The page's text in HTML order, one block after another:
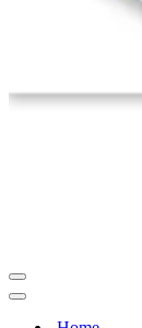
Menu
Navigasi
Menu
Navigasi